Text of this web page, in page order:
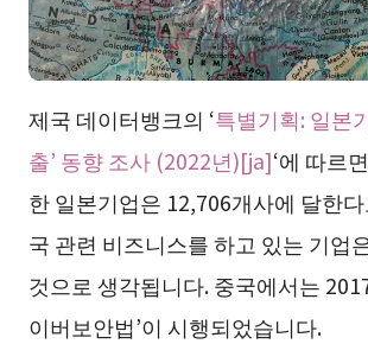
제국 데이터뱅크의 ‘특별기획: 일본
출’ 동향 조사 (2022년)[ja]‘에 따르
한 일본기업은 12,706개사에 달한
국 관련 비즈니스를 하고 있는 기업
것으로 생각됩니다. 중국에서는
이버보안법’이 시행되었습니다.